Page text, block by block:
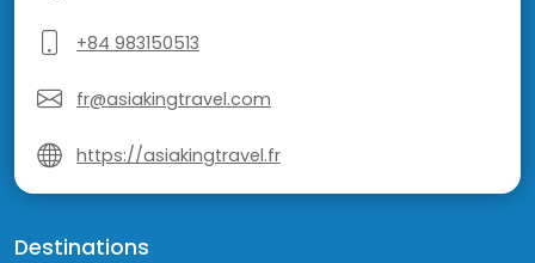
+84 983150513
fr@asiakingtravel.com
https://asiakingtravel.fr
Destinations